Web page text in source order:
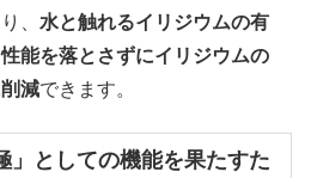
、 水と触れるイリジウムの有
能を落とさずにイリジウムの
減できます。
」としての機能を果たすた